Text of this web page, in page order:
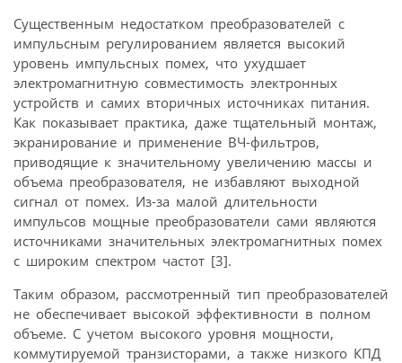
Существенным недостатком преобразователей с
импульсным регулированием является высокий
уровень импульсных помех, что ухудшает
электромагнитную совместимость электронных
устройств и самих вторичных источниках питания.
Как показывает практика, даже тщательный монтаж,
экранирование и применение ВЧ-фильтров,
приводящие к значительному увеличению массы и
объема преобразователя, не избавляют выходной
сигнал от помех. Из-за малой длительности
импульсов мощные преобразователи сами являются
источниками значительных электромагнитных помех
с широким спектром частот [3].
Таким образом, рассмотренный тип преобразователей
не обеспечивает высокой эффективности в полном
объеме. С учетом высокого уровня мощности,
коммутируемой транзисторами, а также низкого КПД